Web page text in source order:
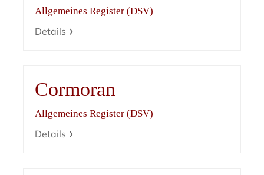
Allgemeines Register (DSV)
Details
Cormoran
Allgemeines Register (DSV)
Details